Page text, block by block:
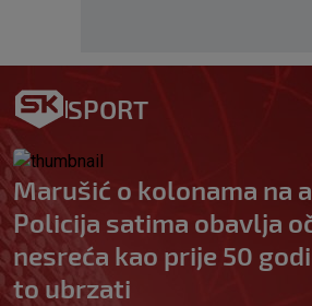
SPORT
Marušić o kolonama na
Policija satima obavlja
nesreća kao prije 50
to ubrzati